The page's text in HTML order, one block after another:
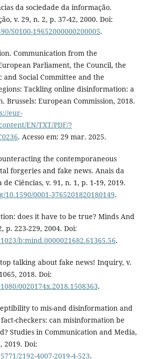
da sociedade da informação.
v. 29, n. 2, p. 37-42, 2000. Doi:
S0100-19652000000200005.
Communication from the
Parliament, the Council, the
and Social Committee and the
Tackling online disinformation: a
Brussels: European Commission, 2018.
eur-
EN/TXT/PDF/?
. Acesso em: 29 mar. 2025.
the contemporaneous
forgeries and fake news. Anais da
Ciências, v. 91, n. 1, p. 1-19, 2019.
0001-3765201820180149.
does it have to be true? Minds And
p. 223-229, 2004. Doi:
b:mind.0000021682.61365.56.
talking about fake news! Inquiry, v.
2018. Doi:
0020174x.2018.1508363.
to mis-and disinformation and
checkers: can misinformation be
Studies in Communication and Media,
2019. Doi:
2192-4007-2019-4-523.